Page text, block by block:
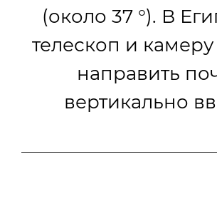
(около 37 °). В
телескоп и
направить
вертикально